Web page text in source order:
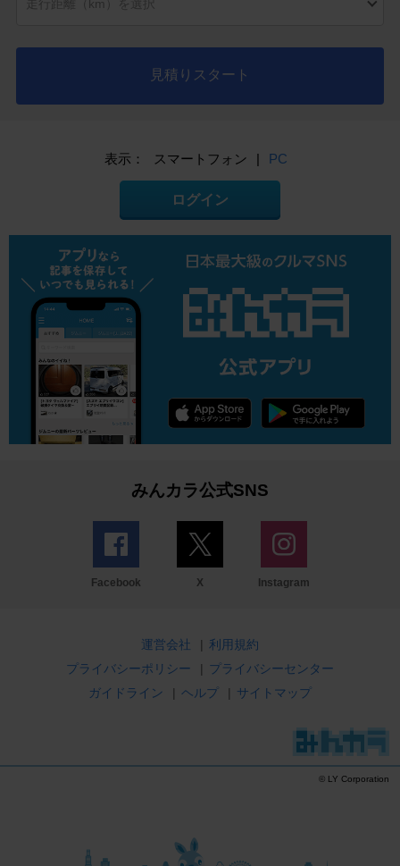
見積りスタート
表示： スマートフォン | PC
ログイン
みんカラ公式SNS
Facebook X Instagram
運営会社 | 利用規約
プライバシーポリシー
| プライバシーセンター
ガイドライン
| ヘルプ | サイトマップ
© LY Corporation